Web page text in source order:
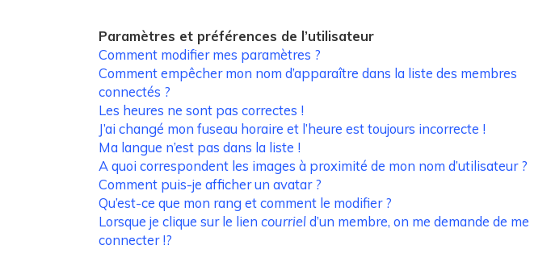
Paramètres et préférences de l’utilisateur
Comment modifier mes paramètres ?
Comment empêcher mon nom d’apparaître dans la liste des membres
connectés ?
Les heures ne sont pas correctes !
J’ai changé mon fuseau horaire et l’heure est toujours incorrecte !
Ma langue n’est pas dans la liste !
A quoi correspondent les images à proximité de mon nom d’utilisateur ?
Comment puis-je afficher un avatar ?
Qu’est-ce que mon rang et comment le modifier ?
Lorsque je clique sur le liencourrield’un membre, on me demande de me
connecter !?